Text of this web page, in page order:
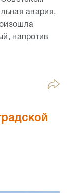
авария,
напротив